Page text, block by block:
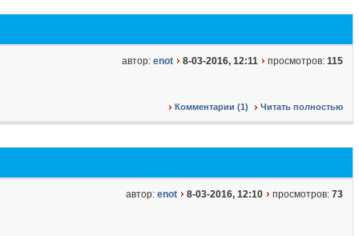
автор: enot 8-03-2016, 12:11 просмотров: 115
Комментарии (1) Читать полностью
автор: enot 8-03-2016, 12:10 просмотров: 73